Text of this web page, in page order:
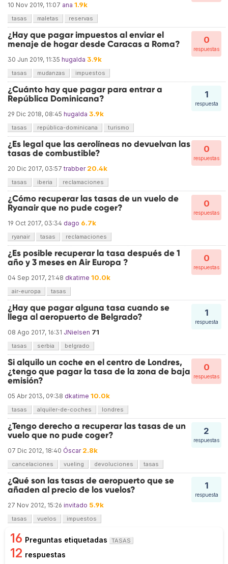
10 Nov 2019, 11:07 ana 1.9k
tasas maletas reservas
0
respuestas
¿Hay que pagar impuestos al enviar el
menaje de hogar desde Caracas a Roma?
30 Jun 2019, 11:35 hugalda 3.9k
tasas mudanzas impuestos
1
respuesta
¿Cuánto hay que pagar para entrar a
República Dominicana?
29 Dic 2018, 08:45 hugalda 3.9k
tasas república-dominicana turismo
0
respuestas
¿Es legal que las aerolíneas no devuelvan las
tasas de combustible?
20 Dic 2017, 03:57 trabber 20.4k
tasas iberia reclamaciones
0
respuestas
¿Cómo recuperar las tasas de un vuelo de
Ryanair que no pude coger?
19 Oct 2017, 03:34 dago 6.7k
ryanair tasas reclamaciones
0
respuestas
¿Es posible recuperar la tasa después de 1
año y 3 meses en Air Europa ?
04 Sep 2017, 21:48 dkatime 10.0k
air-europa tasas
1
respuesta
¿Hay que pagar alguna tasa cuando se
llega al aeropuerto de Belgrado?
08 Ago 2017, 16:31 JNielsen 71
tasas serbia belgrado
0
respuestas
Si alquilo un coche en el centro de Londres,
¿tengo que pagar la tasa de la zona de baja
emisión?
05 Abr 2013, 09:38 dkatime 10.0k
tasas alquiler-de-coches londres
2
respuestas
¿Tengo derecho a recuperar las tasas de un
vuelo que no pude coger?
07 Dic 2012, 18:40 Óscar 2.8k
cancelaciones vueling devoluciones tasas
1
respuesta
¿Qué son las tasas de aeropuerto que se
añaden al precio de los vuelos?
27 Nov 2012, 15:26 invitado 5.9k
tasas vuelos impuestos
16 Preguntas etiquetadas TASAS
12 respuestas